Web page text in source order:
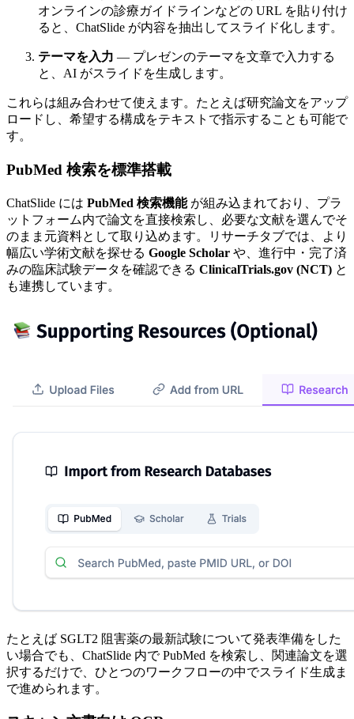
オンラインの診療ガイドラインなどの URL を貼り付け
ると、ChatSlide が内容を抽出してスライド化します。
テーマを入力 — プレゼンのテーマを文章で入力する
と、AI がスライドを生成します。
これらは組み合わせて使えます。たとえば研究論文をアップ
ロードし、希望する構成をテキストで指示することも可能で
す。
PubMed 検索を標準搭載
ChatSlide には PubMed 検索機能が組み込まれており、プラ
ットフォーム内で論文を直接検索し、必要な文献を選んでそ
のまま元資料として取り込めます。リサーチタブでは、より
幅広い学術文献を探せる Google Scholar や、進行中・完了済
みの臨床試験データを確認できる ClinicalTrials.gov (NCT) と
も連携しています。
たとえば SGLT2 阻害薬の最新試験について発表準備をした
い場合でも、ChatSlide 内で PubMed を検索し、関連論文を選
択するだけで、ひとつのワークフローの中でスライド生成ま
で進められます。